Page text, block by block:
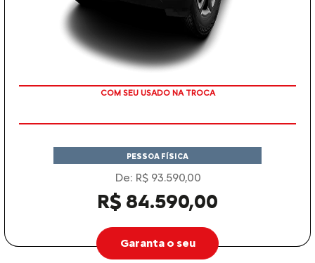
TAXA 0 %
PESSOA FÍSICA
De: R$ 93.590,00
R$ 84.590,00
Garanta o seu